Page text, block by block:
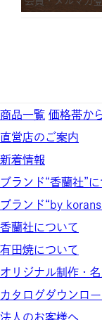
商品一覧 価格帯か
直営店のご案内
新着情報
ブランド“香蘭社”
ブランド“by
香蘭社について
有田焼について
オリジナル制作・
カタログダウンロー
法人のお客様へ